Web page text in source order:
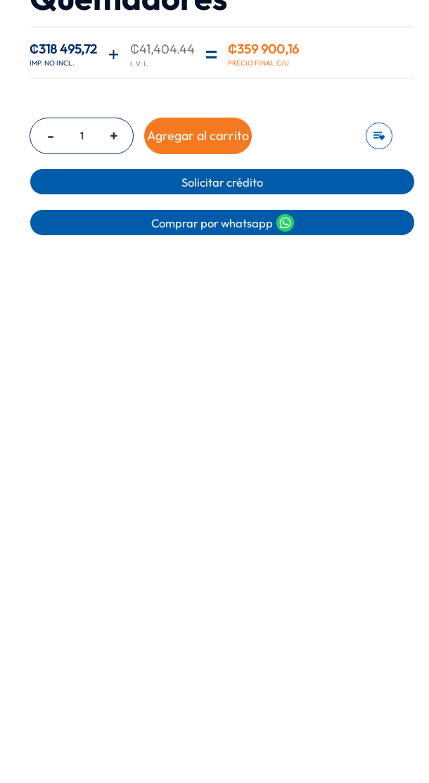
Precio
₡359 900,16
₡41,404.44
₡318 495,72
- + Agregar al carrito
Solicitar crédito
Comprar por whatsapp